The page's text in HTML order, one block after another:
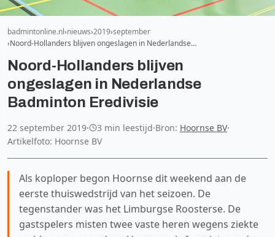
badmintonline.nl nieuws 2019 september
Noord-Hollanders blijven ongeslagen in Nederlandse…
Noord-Hollanders blijven
ongeslagen in Nederlandse
Badminton Eredivisie
22 september 2019· 3 min leestijd·Bron: Hoornse BV·
Artikelfoto: Hoornse BV
Als koploper begon Hoornse dit weekend aan de
eerste thuiswedstrijd van het seizoen. De
tegenstander was het Limburgse Roosterse. De
gastspelers misten twee vaste heren wegens ziekte